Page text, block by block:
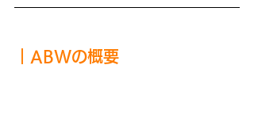
｜ABWの概要